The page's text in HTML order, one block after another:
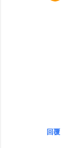
回覆